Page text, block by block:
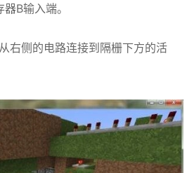
B输入端。
右侧的电路连接到隔栅下方的活